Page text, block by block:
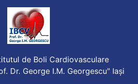
de Boli Cardiovasculare
Dr. George I.M. Georgescu" Iași